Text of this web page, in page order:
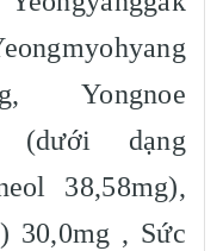
Yongnoe
(dưới dạng
38,58mg),
30,0mg , Sức